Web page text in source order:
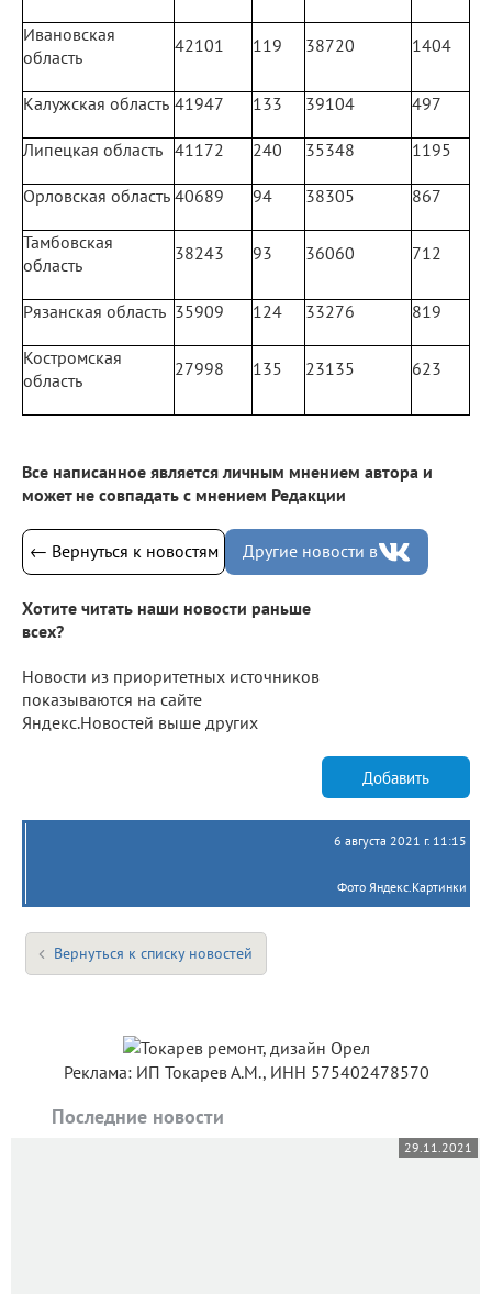
Ивановская
область
42101 119 38720 1404
Калужская область 41947 133 39104 497
Липецкая область 41172 240 35348 1195
Орловская область 40689 94 38305 867
Тамбовская
область
38243 93 36060 712
Рязанская область 35909 124 33276 819
Костромская
область
27998 135 23135 623
Все написанное является личным мнением автора и
может не совпадать с мнением Редакции
← Вернуться к новостям Другие новости в
Хотите читать наши новости раньше
всех?
Новости из приоритетных источников
показываются на сайте
Яндекс.Новостей выше других
Добавить
6 августа 2021 г. 11:15
Фото Яндекс.Картинки
Вернуться к списку новостей
Реклама: ИП Токарев А.М., ИНН 575402478570
Последние новости
29.11.2021